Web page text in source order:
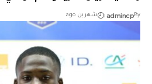
By
admincp شهرين ago